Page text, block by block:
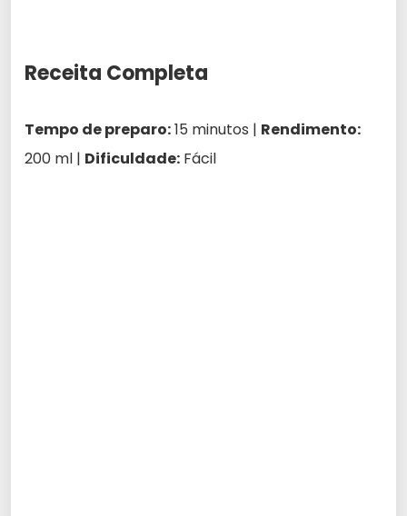
Receita Completa
Tempo de preparo:15 minutos | Rendimento:
200 ml | Dificuldade: Fácil